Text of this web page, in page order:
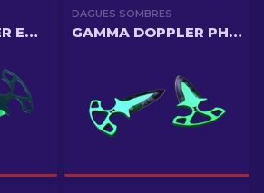
GAMMA DOPPLER EMERALD
DAGUES SOMBRES
GAMMA DOPPLER PHASE 1